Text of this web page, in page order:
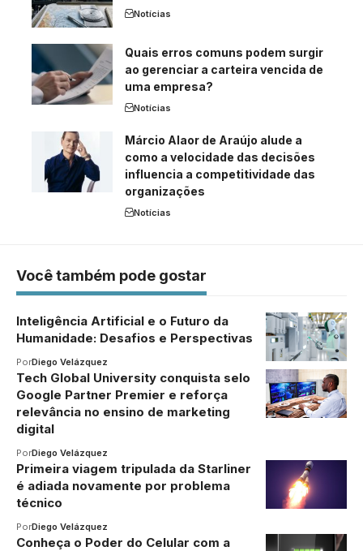
Notícias
Quais erros comuns podem surgir
ao gerenciar a carteira vencida de
uma empresa?
Notícias
Márcio Alaor de Araújo alude a
como a velocidade das decisões
influencia a competitividade das
organizações
Notícias
Você também pode gostar
Inteligência Artificial e o Futuro da
Humanidade: Desafios e Perspectivas
PorDiego Velázquez
Tech Global University conquista selo
Google Partner Premier e reforça
relevância no ensino de marketing
digital
PorDiego Velázquez
Primeira viagem tripulada da Starliner
é adiada novamente por problema
técnico
PorDiego Velázquez
Conheça o Poder do Celular com a